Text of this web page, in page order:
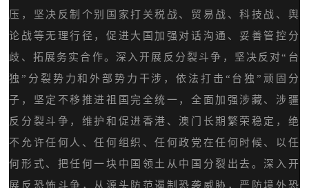
压，坚决反制个别国家打关税战、贸易战、科技战、舆
论战等无理行径，促进大国加强对话沟通、妥善管控分
歧、拓展务实合作。深入开展反分裂斗争，坚决反对“台
独”分裂势力和外部势力干涉，依法打击“台独”顽固分
子，坚定不移推进祖国完全统一，全面加强涉藏、涉疆
反分裂斗争，维护和促进香港、澳门长期繁荣稳定，绝
不允许任何人、任何组织、任何政党在任何时候、以任
何形式、把任何一块中国领土从中国分裂出去。深入开
展反恐怖斗争，从源头防范遏制恐袭威胁，严防境外恐